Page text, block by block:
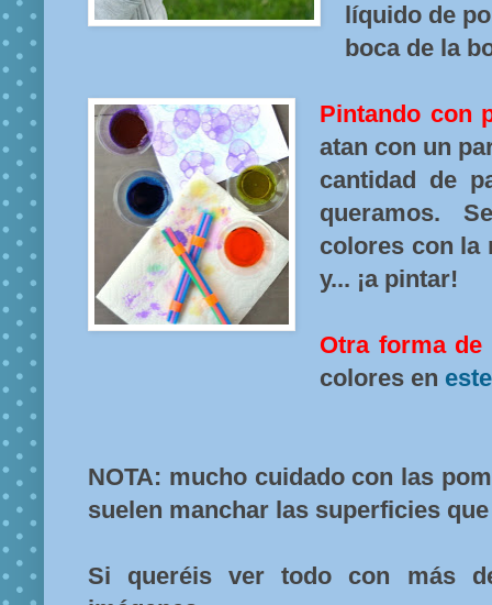
líquido de
boca de la
Pintando con
atan con un
cantidad de
queramos.
colores con la
y... ¡a pintar!
Otra forma
colores en
NOTA: mucho cuidado con las
suelen manchar las superficies
Si queréis ver todo con más